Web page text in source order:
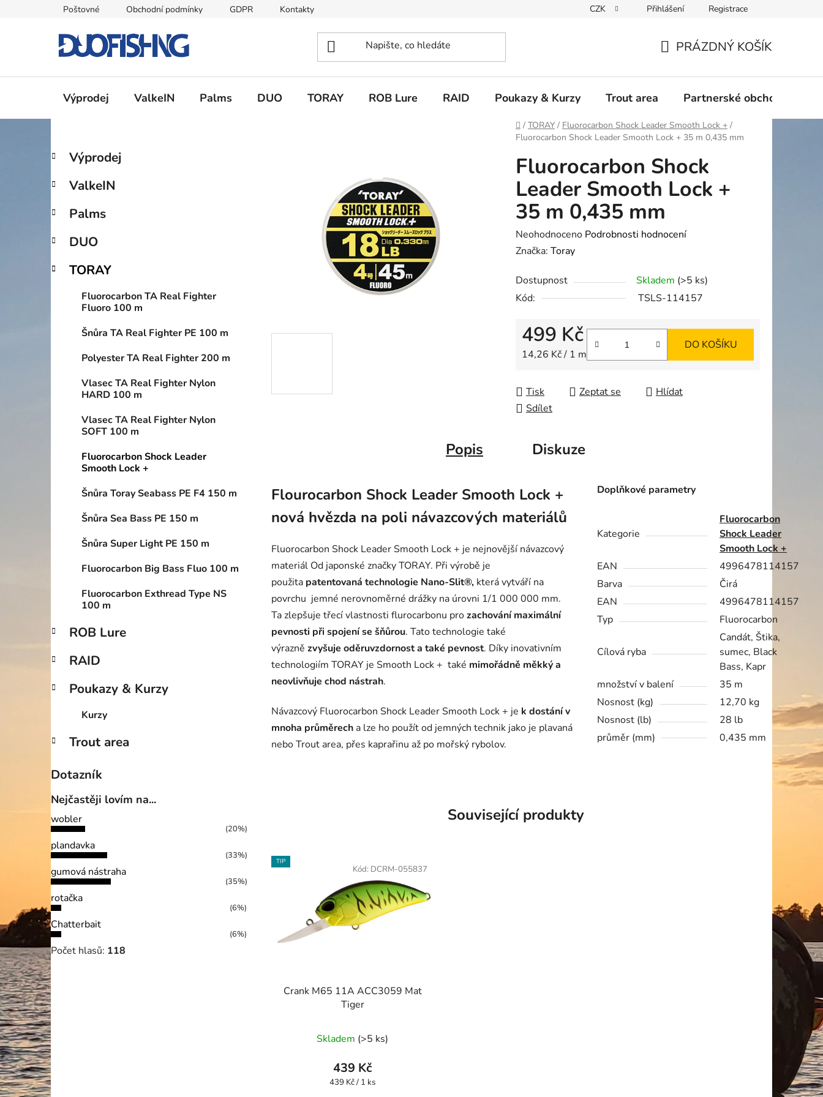
Poštovné Obchodní podmínky GDPR Kontakty CZK Přihlášení Registrace
KOŠÍK
PRÁZDNÝ KOŠÍK
Výprodej ValkeIN Palms DUO TORAY ROB Lure RAID Poukazy & Kurzy Trout area Partnerské obchody
Domů
/ TORAY / Fluorocarbon Shock Leader Smooth Lock + /
Fluorocarbon Shock Leader Smooth Lock + 35 m 0,435 mm
P
s
r
n
n
í
Přeskočit
kategorie
K
a
e
o
i
Výprodej
ValkeIN
Palms
DUO
TORAY
Fluorocarbon TA Real Fighter
Fluoro 100 m
Šnůra TA Real Fighter PE 100 m
Polyester TA Real Fighter 200 m
Vlasec TA Real Fighter Nylon
HARD 100 m
Vlasec TA Real Fighter Nylon
SOFT 100 m
Fluorocarbon Shock Leader
Smooth Lock +
Šnůra Toray Seabass PE F4 150 m
Šnůra Sea Bass PE 150 m
Šnůra Super Light PE 150 m
Fluorocarbon Big Bass Fluo 100 m
Fluorocarbon Exthread Type NS
100 m
ROB Lure
RAID
Poukazy & Kurzy
Kurzy
Trout area
Dotazník
Nejčastěji lovím na...
wobler
(20%)
plandavka
(33%)
gumová nástraha
(35%)
rotačka
(6%)
Chatterbait
(6%)
Počet hlasů: 118
Fluorocarbon Shock
Leader Smooth Lock +
35 m 0,435 mm
Průměrné
hodnocení
je
0,0
hvězdiček.
Neohodnoceno Podrobnosti hodnocení
Značka: Toray
Dostupnost Skladem (>5 ks)
Kód:
TSLS-114157
499 Kč
Měrná cena:
14,26 Kč / 1 m
DO KOŠÍKU
Tisk Zeptat se
Hlídat
Sdílet
Popis Diskuze
Flourocarbon Shock Leader Smooth Lock +
nová hvězda na poli návazcových materiálů
Fluorocarbon Shock Leader Smooth Lock + je nejnovější návazcový
materiál Od japonské značky TORAY. Při výrobě je
použita patentovaná technologie Nano-Slit®, která vytváří na
povrchu jemné nerovnoměrné drážky na úrovni 1/1 000 000 mm.
Ta zlepšuje třecí vlastnosti flurocarbonu prozachování maximální
pevnosti při spojení se šňůrou. Tato technologie také
výrazně zvyšuje oděruvzdornost a také pevnost. Díky inovativním
technologiím TORAY je Smooth Lock + také mimořádně měkký a
neovlivňuje chod nástrah.
Návazcový Fluorocarbon Shock Leader Smooth Lock + je k dostání v
mnoha průměrech a lze ho použít od jemných technik jako je plavaná
nebo Trout area, přes kaprařinu až po mořský rybolov.
Doplňkové parametry
Kategorie
Fluorocarbon
Shock Leader
Smooth Lock +
EAN
4996478114157
Barva
Čirá
EAN
4996478114157
Typ
Fluorocarbon
Cílová ryba
Candát, Štika,
sumec, Black
Bass, Kapr
množství v balení
35 m
Nosnost (kg)
12,70 kg
Nosnost (lb)
28 lb
průměr (mm)
0,435 mm
Související produkty
TIP
Crank M65 11A ACC3059 Mat
Tiger
Skladem (>5 ks)
439 Kč
Měrná
439 Kč / 1 ks
Kód: DCRM-055837